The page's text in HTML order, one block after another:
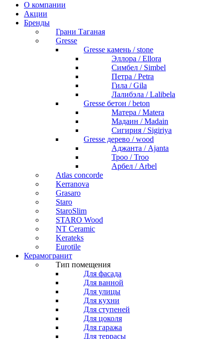
О компании
Акции
Бренды
Грани Таганая
Gresse
Gresse камень / stone
Эллора / Ellora
Симбел / Simbel
Петра / Petra
Гила / Gila
Лалибэла / Lalibela
Gresse бетон / beton
Матера / Matera
Мадаин / Madain
Сигирия / Sigiriya
Gresse дерево / wood
Аджанта / Ajanta
Троо / Troo
Арбел / Arbel
Atlas concorde
Kerranova
Grasaro
Staro
StaroSlim
STARO Wood
NT Ceramic
Kerateks
Eurotile
Керамогранит
Тип помещения
Для фасада
Для ванной
Для улицы
Для кухни
Для ступеней
Для цоколя
Для гаража
Для террасы